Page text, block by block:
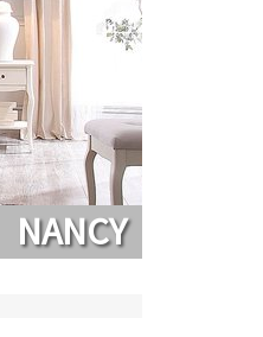
HAMILTON